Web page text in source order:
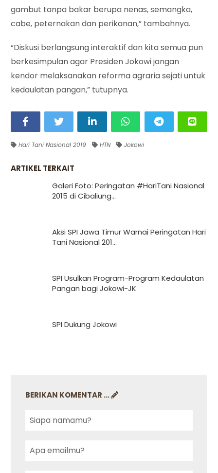
gambut tanpa bakar berupa nenas, semangka,
cabe, peternakan dan perikanan,” tambahnya.
“Diskusi berlangsung interaktif dan kita semua pun
berkesimpulan agar Presiden Jokowi jangan
kendor melaksanakan reforma agraria sejati untuk
kedaulatan pangan,” tutupnya.
Hari Tani Nasional 2019 HTN Jokowi
ARTIKEL TERKAIT
Galeri Foto: Peringatan #HariTani Nasional
2015 di Cibaliung...
Aksi SPI Jawa Timur Warnai Peringatan Hari
Tani Nasional 201...
SPI Usulkan Program-Program Kedaulatan
Pangan bagi Jokowi-JK
SPI Dukung Jokowi
BERIKAN KOMENTAR ...